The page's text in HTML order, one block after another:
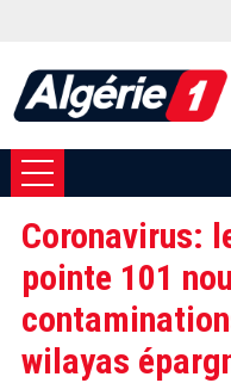
Coronavirus:
pointe 101
wilayas